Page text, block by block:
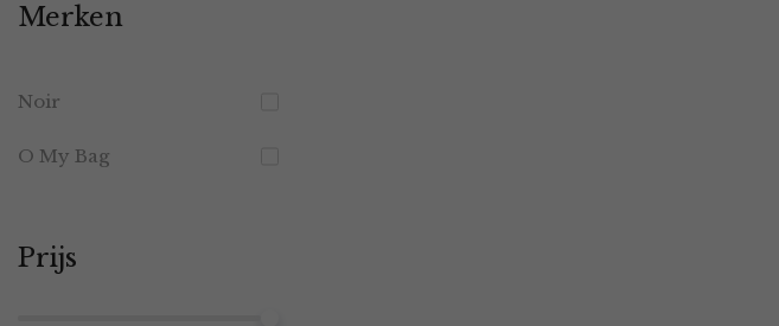
Merken
Noir
O My Bag
Prijs